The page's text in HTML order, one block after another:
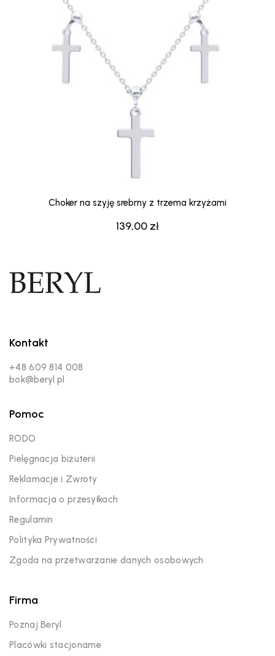
139,00 zł
Choker na szyję srebrny z trzema krzyżami
Kontakt
+48 609 814 008
bok@beryl.pl
Pomoc
RODO
Pielęgnacja biżuterii
Reklamacje i Zwroty
Informacja o przesyłkach
Regulamin
Polityka Prywatności
Zgoda na przetwarzanie danych osobowych
Firma
Poznaj Beryl
Placówki stacjonarne